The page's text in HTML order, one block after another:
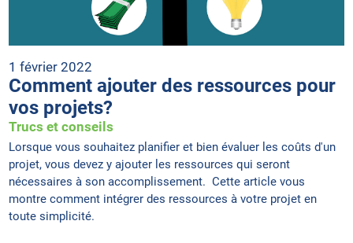
1 février 2022
Comment ajouter des ressources pour
vos projets?
Trucs et conseils
Lorsque vous souhaitez planifier et bien évaluer les coûts d'un
projet, vous devez y ajouter les ressources qui seront
nécessaires à son accomplissement. Cette article vous
montre comment intégrer des ressources à votre projet en
toute simplicité.